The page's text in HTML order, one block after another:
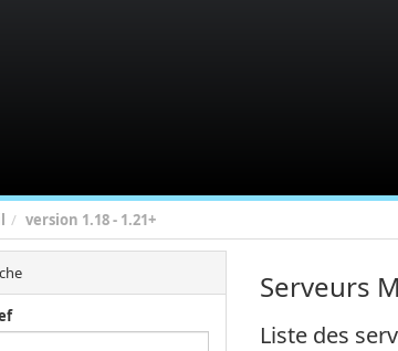
version 1.18 - 1.21+
Serveurs
Liste des